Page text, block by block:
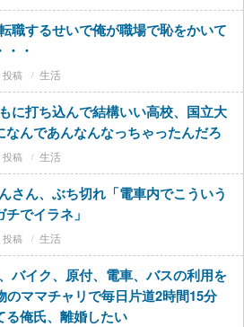
職するせいで俺が職場で恥をかいて
・
生活
に打ち込んで結構いい高校、国立大
なんであんなんなっちゃったんだろ
生活
さん、ぶち切れ「電車内でこういう
でイラネ」
生活
バイク、原付、電車、バスの利用を
のママチャリで毎日片道2時間15分
る俺氏、離婚したい